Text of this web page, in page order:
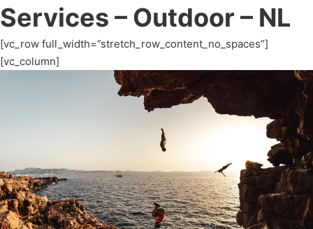
Services – Outdoor – NL
[vc_row full_width=”stretch_row_content_no_spaces”]
[vc_column]